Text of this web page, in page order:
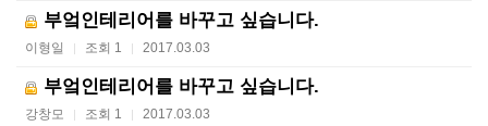
부엌인테리어를 바꾸고 싶습니다.
이형일 | 조회 1 | 2017.03.03
부엌인테리어를 바꾸고 싶습니다.
강창모 | 조회 1 | 2017.03.03